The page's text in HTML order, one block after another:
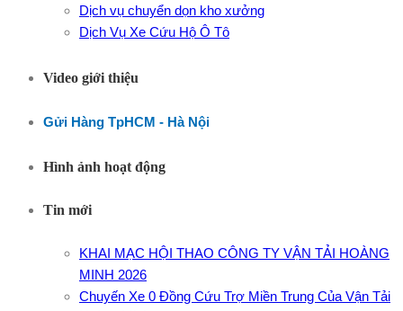
Dịch vụ chuyển dọn kho xưởng
Dịch Vụ Xe Cứu Hộ Ô Tô
Video giới thiệu
Gửi Hàng TpHCM - Hà Nội
Hình ảnh hoạt động
Tin mới
KHAI MẠC HỘI THAO CÔNG TY VẬN TẢI HOÀNG
MINH 2026
Chuyến Xe 0 Đồng Cứu Trợ Miền Trung Của Vận Tải